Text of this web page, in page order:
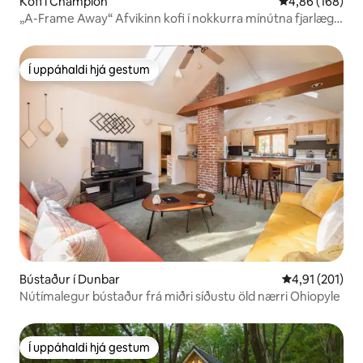
„A-Frame Away“ Afvikinn kofi í nokkurra mínútna fjarlægð
Í uppáhaldi hjá gestum
Í uppáhaldi hjá gestum
Bústaður í Dunbar 4,91 af 5 í
4,91 (201)
Nútímalegur bústaður frá miðri síðustu öld nærri Ohiopyle
Í uppáhaldi hjá gestum
Í uppáhaldi hjá gestum